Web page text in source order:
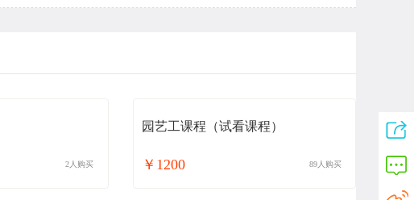
2人购买
园艺工课程（试看课程）
￥1200 89人购买